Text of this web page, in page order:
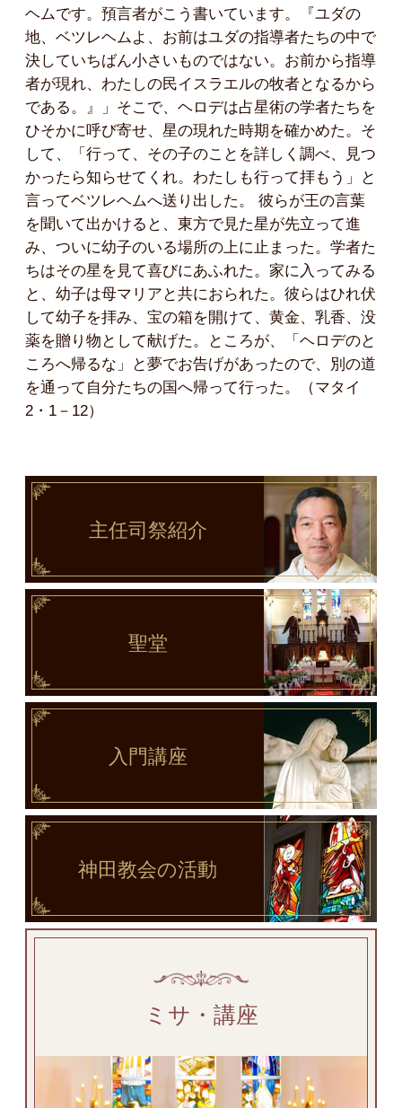
ヘムです。預言者がこう書いています。『ユダの
地、ベツレヘムよ、お前はユダの指導者たちの中で
決していちばん小さいものではない。お前から指導
者が現れ、わたしの民イスラエルの牧者となるから
である。』」そこで、ヘロデは占星術の学者たちを
ひそかに呼び寄せ、星の現れた時期を確かめた。そ
して、「行って、その子のことを詳しく調べ、見つ
かったら知らせてくれ。わたしも行って拝もう」と
言ってベツレヘムへ送り出した。 彼らが王の言葉
を聞いて出かけると、東方で見た星が先立って進
み、ついに幼子のいる場所の上に止まった。学者た
ちはその星を見て喜びにあふれた。家に入ってみる
と、幼子は母マリアと共におられた。彼らはひれ伏
して幼子を拝み、宝の箱を開けて、黄金、乳香、没
薬を贈り物として献げた。ところが、「ヘロデのと
ころへ帰るな」と夢でお告げがあったので、別の道
を通って自分たちの国へ帰って行った。（マタイ
2・1－12）
主任司祭紹介
聖堂
入門講座
神田教会の活動
ミサ・講座